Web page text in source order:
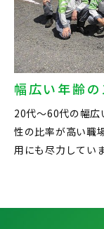
幅広い年齢
20代〜60代の幅広
性の比率が高い職
用にも尽力していま